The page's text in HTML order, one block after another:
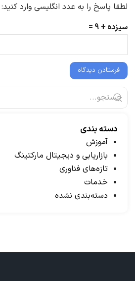
دسته بندی
آموزش
بازاریابی و دیجیتال مارکتینگ
تازه‌های فناوری
خدمات
دسته‌بندی نشده
لطفا پاسخ را به عدد انگلیسی وارد کنید:
سیزده + 9 =